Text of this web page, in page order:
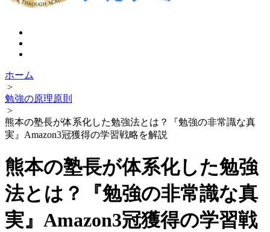
ホーム
>
勉強の原理原則
>
熊本の塾長が体系化した勉強法とは？『勉強の非常識な真
実』Amazon3冠獲得の学習戦略を解説
熊本の塾長が体系化した勉強
法とは？『勉強の非常識な真
実』Amazon3冠獲得の学習戦